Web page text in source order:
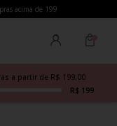
acima de 199
a partir de R$ 199,00
R$ 199